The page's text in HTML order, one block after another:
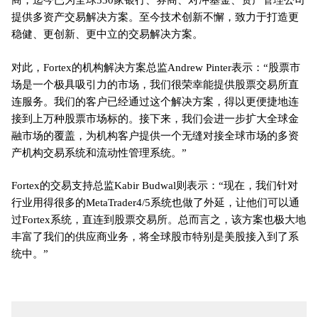
提供多资产交易解决方案。至今技术创新不懈，致力于打造更
稳健、更创新、更中立的交易解决方案。
对此，Fortex的机构解决方案总监Andrew Pinter表示：“股票市
场是一个极具吸引力的市场，我们很荣幸能提供股票交易所直
连服务。我们的客户已经通过这个解决方案，得以更便捷地连
接到上万种股票市场标的。接下来，我们会进一步扩大全球金
融市场的覆盖，为机构客户提供一个无缝对接全球市场的多资
产机构交易系统和流动性管理系统。 ”
Fortex的交易支持总监Kabir Budwal则表示：“现在，我们针对
行业用得很多的MetaTrader4/5系统也做了外延，让他们可以通
过Fortex系统，直连到股票交易所。总而言之，该方案也极大地
丰富了我们的供应商业务，将全球股市特别是美股接入到了系
统中。”